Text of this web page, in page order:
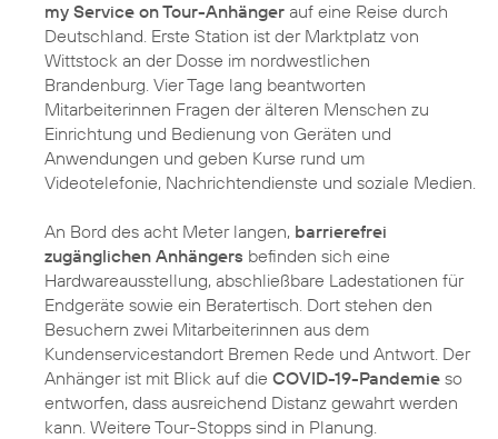
my Service on Tour-Anhänger auf eine Reise durch
Deutschland. Erste Station ist der Marktplatz von
Wittstock an der Dosse im nordwestlichen
Brandenburg. Vier Tage lang beantworten
Mitarbeiterinnen Fragen der älteren Menschen zu
Einrichtung und Bedienung von Geräten und
Anwendungen und geben Kurse rund um
Videotelefonie, Nachrichtendienste und soziale Medien.
An Bord des acht Meter langen, barrierefrei
zugänglichen Anhängers befinden sich eine
Hardwareausstellung, abschließbare Ladestationen für
Endgeräte sowie ein Beratertisch. Dort stehen den
Besuchern zwei Mitarbeiterinnen aus dem
Kundenservicestandort Bremen Rede und Antwort. Der
Anhänger ist mit Blick auf die COVID-19-Pandemie so
entworfen, dass ausreichend Distanz gewahrt werden
kann. Weitere Tour-Stopps sind in Planung.